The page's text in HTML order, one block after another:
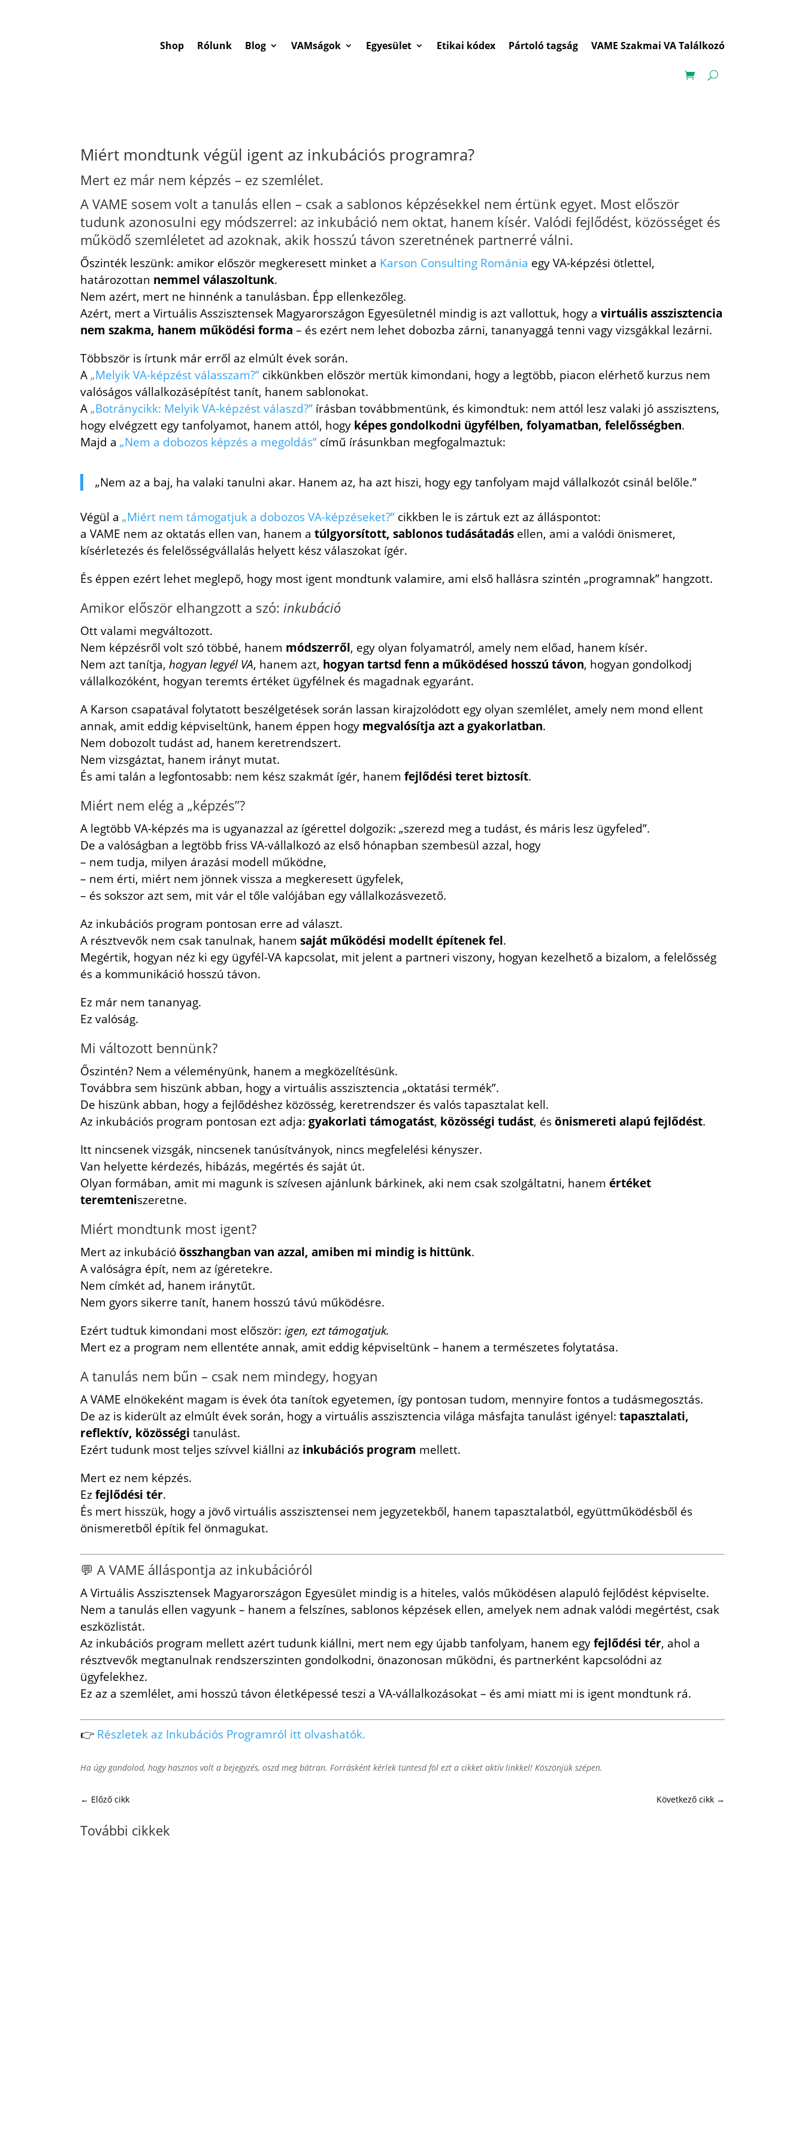
Shop Rólunk Blog VAMságok Egyesület Etikai kódex Pártoló tagság VAME Szakmai VA Találkozó
Miért mondtunk végül igent az inkubációs programra?
Mert ez már nem képzés – ez szemlélet.
A VAME sosem volt a tanulás ellen – csak a sablonos képzésekkel nem értünk egyet. Most először
tudunk azonosulni egy módszerrel: az inkubáció nem oktat, hanem kísér. Valódi fejlődést, közösséget és
működő szemléletet ad azoknak, akik hosszú távon szeretnének partnerré válni.
Őszinték leszünk: amikor először megkeresett minket a Karson Consulting Románia egy VA-képzési ötlettel,
határozottan nemmel válaszoltunk.
Nem azért, mert ne hinnénk a tanulásban. Épp ellenkezőleg.
Azért, mert a Virtuális Asszisztensek Magyarországon Egyesületnél mindig is azt vallottuk, hogy avirtuális asszisztencia
nem szakma, hanem működési forma – és ezért nem lehet dobozba zárni, tananyaggá tenni vagy vizsgákkal lezárni.
Többször is írtunk már erről az elmúlt évek során.
A„Melyik VA-képzést válasszam?” cikkünkben először mertük kimondani, hogy a legtöbb, piacon elérhető kurzus nem
valóságos vállalkozásépítést tanít, hanem sablonokat.
A„Botránycikk: Melyik VA-képzést válaszd?” írásban továbbmentünk, és kimondtuk: nem attól lesz valaki jó asszisztens,
hogy elvégzett egy tanfolyamot, hanem attól, hogy képes gondolkodni ügyfélben, folyamatban, felelősségben.
Majd a„Nem a dobozos képzés a megoldás” című írásunkban megfogalmaztuk:
„Nem az a baj, ha valaki tanulni akar. Hanem az, ha azt hiszi, hogy egy tanfolyam majd vállalkozót csinál belőle.”
Végül a„Miért nem támogatjuk a dobozos VA-képzéseket?” cikkben le is zártuk ezt az álláspontot:
a VAME nem az oktatás ellen van, hanem atúlgyorsított, sablonos tudásátadás ellen, ami a valódi önismeret,
kísérletezés és felelősségvállalás helyett kész válaszokat ígér.
És éppen ezért lehet meglepő, hogy most igent mondtunk valamire, ami első hallásra szintén „programnak” hangzott.
Amikor először elhangzott a szó:inkubáció
Ott valami megváltozott.
Nem képzésről volt szó többé, hanem módszerről, egy olyan folyamatról, amely nem előad, hanem kísér.
Nem azt tanítja,hogyan legyél VA, hanem azt, hogyan tartsd fenn a működésed hosszú távon, hogyan gondolkodj
vállalkozóként, hogyan teremts értéket ügyfélnek és magadnak egyaránt.
A Karson csapatával folytatott beszélgetések során lassan kirajzolódott egy olyan szemlélet, amely nem mond ellent
annak, amit eddig képviseltünk, hanem éppen hogy megvalósítja azt a gyakorlatban.
Nem dobozolt tudást ad, hanem keretrendszert.
Nem vizsgáztat, hanem irányt mutat.
És ami talán a legfontosabb: nem kész szakmát ígér, hanemfejlődési teret biztosít.
Miért nem elég a „képzés”?
A legtöbb VA-képzés ma is ugyanazzal az ígérettel dolgozik: „szerezd meg a tudást, és máris lesz ügyfeled”.
De a valóságban a legtöbb friss VA-vállalkozó az első hónapban szembesül azzal, hogy
– nem tudja, milyen árazási modell működne,
– nem érti, miért nem jönnek vissza a megkeresett ügyfelek,
– és sokszor azt sem, mit vár el tőle valójában egy vállalkozásvezető.
Az inkubációs program pontosan erre ad választ.
A résztvevők nem csak tanulnak, hanemsaját működési modellt építenek fel.
Megértik, hogyan néz ki egy ügyfél-VA kapcsolat, mit jelent a partneri viszony, hogyan kezelhető a bizalom, a felelősség
és a kommunikáció hosszú távon.
Ez már nem tananyag.
Ez valóság.
Mi változott bennünk?
Őszintén? Nem a véleményünk, hanem a megközelítésünk.
Továbbra sem hiszünk abban, hogy a virtuális asszisztencia „oktatási termék”.
De hiszünk abban, hogy a fejlődéshez közösség, keretrendszer és valós tapasztalat kell.
Az inkubációs program pontosan ezt adja:gyakorlati támogatást, közösségi tudást, ésönismereti alapú fejlődést.
Itt nincsenek vizsgák, nincsenek tanúsítványok, nincs megfelelési kényszer.
Van helyette kérdezés, hibázás, megértés és saját út.
Olyan formában, amit mi magunk is szívesen ajánlunk bárkinek, aki nem csak szolgáltatni, hanemértéket
teremteniszeretne.
Miért mondtunk most igent?
Mert az inkubációösszhangban van azzal, amiben mi mindig is hittünk.
A valóságra épít, nem az ígéretekre.
Nem címkét ad, hanem iránytűt.
Nem gyors sikerre tanít, hanem hosszú távú működésre.
Ezért tudtuk kimondani most először:igen, ezt támogatjuk.
Mert ez a program nem ellentéte annak, amit eddig képviseltünk – hanem a természetes folytatása.
A tanulás nem bűn – csak nem mindegy, hogyan
A VAME elnökeként magam is évek óta tanítok egyetemen, így pontosan tudom, mennyire fontos a tudásmegosztás.
De az is kiderült az elmúlt évek során, hogy a virtuális asszisztencia világa másfajta tanulást igényel:tapasztalati,
reflektív, közösségi tanulást.
Ezért tudunk most teljes szívvel kiállni az inkubációs program mellett.
Mert ez nem képzés.
Ezfejlődési tér.
És mert hisszük, hogy a jövő virtuális asszisztensei nem jegyzetekből, hanem tapasztalatból, együttműködésből és
önismeretből építik fel önmagukat.
💬 A VAME álláspontja az inkubációról
A Virtuális Asszisztensek Magyarországon Egyesület mindig is a hiteles, valós működésen alapuló fejlődést képviselte.
Nem a tanulás ellen vagyunk – hanem a felszínes, sablonos képzések ellen, amelyek nem adnak valódi megértést, csak
eszközlistát.
Az inkubációs program mellett azért tudunk kiállni, mert nem egy újabb tanfolyam, hanem egyfejlődési tér, ahol a
résztvevők megtanulnak rendszerszinten gondolkodni, önazonosan működni, és partnerként kapcsolódni az
ügyfelekhez.
Ez az a szemlélet, ami hosszú távon életképessé teszi a VA-vállalkozásokat – és ami miatt mi is igent mondtunk rá.
👉 Részletek az Inkubációs Programról itt olvashatók.
Ha úgy gondolod, hogy hasznos volt a bejegyzés, oszd meg bátran. Forrásként kérlek tüntesd föl ezt a cikket aktív linkkel! Köszönjük szépen.
← Előző cikk Következő cikk→
További cikkek